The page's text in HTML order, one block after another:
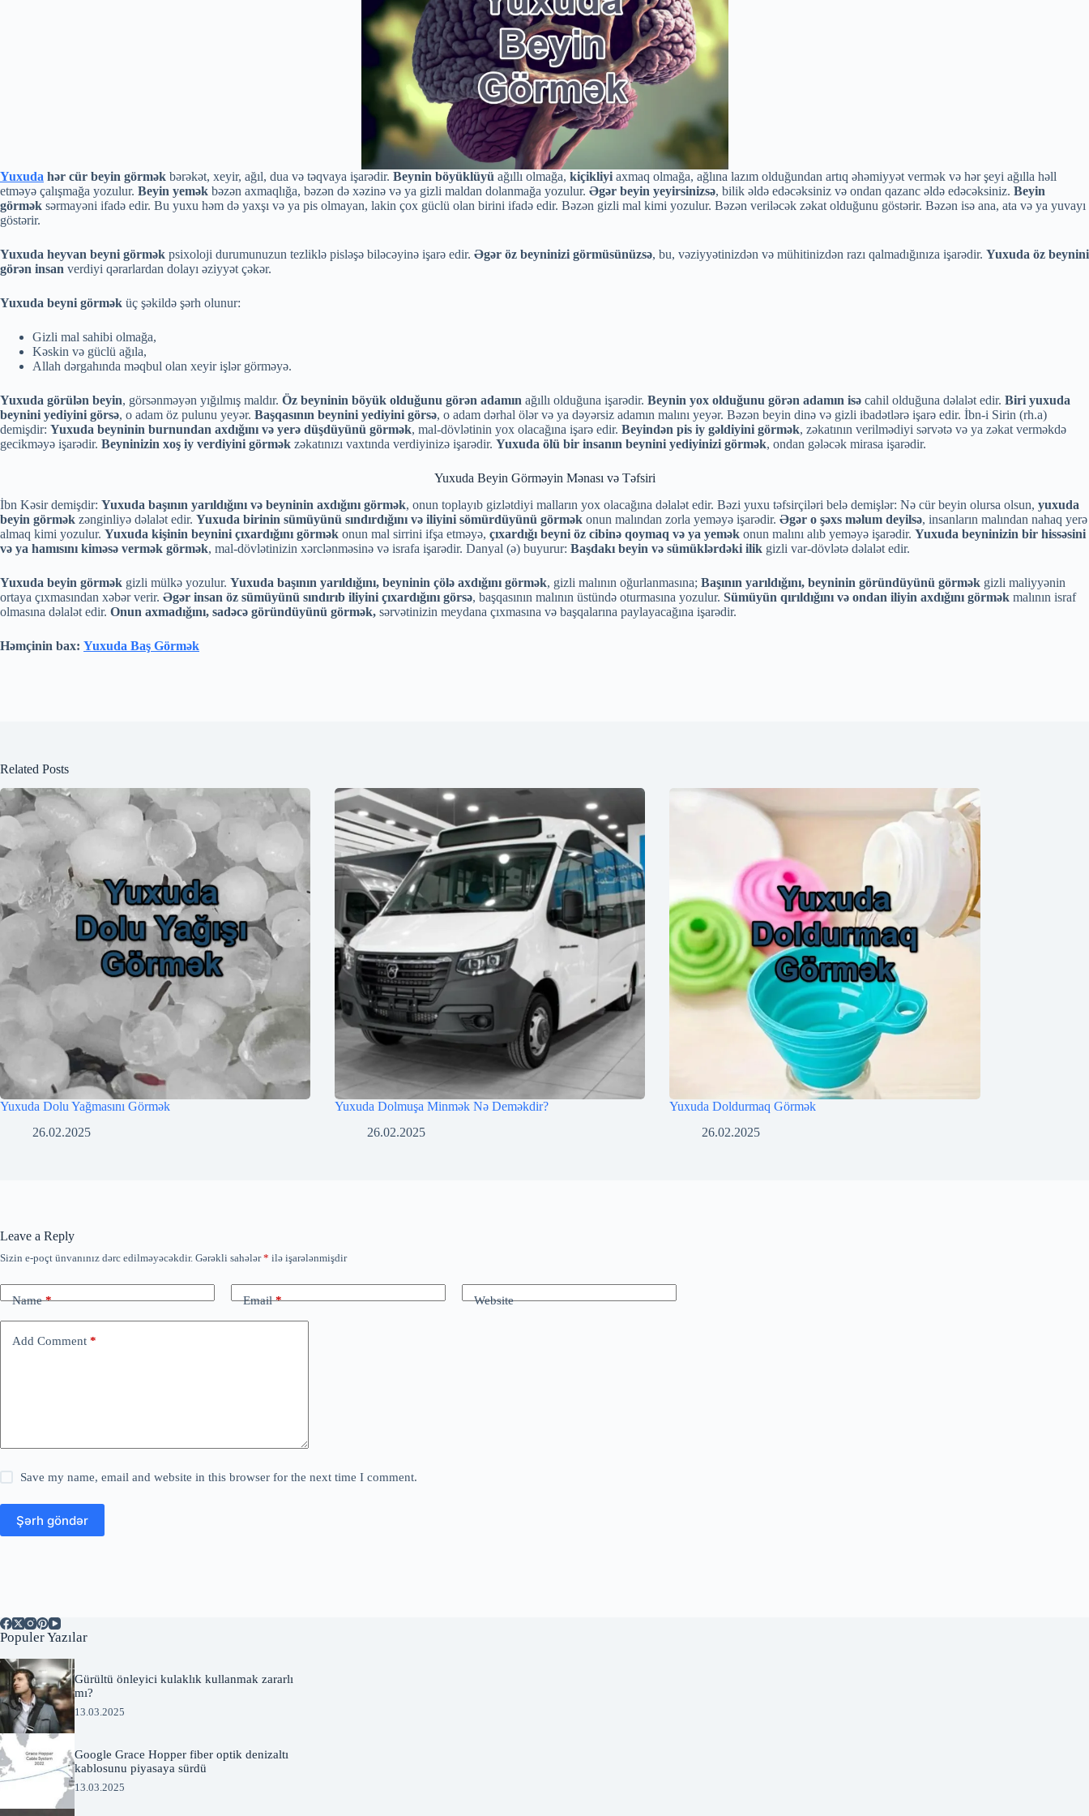
Yuxuda hər cür beyin görmək bərəkət, xeyir, ağıl, dua və təqvaya işarədir. Beynin böyüklüyü ağıllı olmağa, kiçikliyi axmaq olmağa, ağlına lazım olduğundan artıq əhəmiyyət vermək və hər şeyi ağılla həll
etməyə çalışmağa yozulur. Beyin yemək bəzən axmaqlığa, bəzən də xəzinə və ya gizli maldan dolanmağa yozulur. Əgər beyin yeyirsinizsə, bilik əldə edəcəksiniz və ondan qazanc əldə edəcəksiniz. Beyin
görmək sərmayəni ifadə edir. Bu yuxu həm də yaxşı və ya pis olmayan, lakin çox güclü olan birini ifadə edir. Bəzən gizli mal kimi yozulur. Bəzən veriləcək zəkat olduğunu göstərir. Bəzən isə ana, ata və ya yuvayı
göstərir.
Yuxuda heyvan beyni görmək psixoloji durumunuzun tezliklə pisləşə biləcəyinə işarə edir. Əgər öz beyninizi görmüsünüzsə, bu, vəziyyətinizdən və mühitinizdən razı qalmadığınıza işarədir. Yuxuda öz beynini
görən insan verdiyi qərarlardan dolayı əziyyət çəkər.
Yuxuda beyni görmək üç şəkildə şərh olunur:
Gizli mal sahibi olmağa,
Kəskin və güclü ağıla,
Allah dərgahında məqbul olan xeyir işlər görməyə.
Yuxuda görülən beyin, görsənməyən yığılmış maldır. Öz beyninin böyük olduğunu görən adamın ağıllı olduğuna işarədir. Beynin yox olduğunu görən adamın isə cahil olduğuna dəlalət edir. Biri yuxuda
beynini yediyini görsə, o adam öz pulunu yeyər. Başqasının beynini yediyini görsə, o adam dərhal ölər və ya dəyərsiz adamın malını yeyər. Bəzən beyin dinə və gizli ibadətlərə işarə edir. İbn-i Sirin (rh.a)
demişdir: Yuxuda beyninin burnundan axdığını və yerə düşdüyünü görmək, mal-dövlətinin yox olacağına işarə edir. Beyindən pis iy gəldiyini görmək, zəkatının verilmədiyi sərvətə və ya zəkat verməkdə
gecikməyə işarədir. Beyninizin xoş iy verdiyini görmək zəkatınızı vaxtında verdiyinizə işarədir. Yuxuda ölü bir insanın beynini yediyinizi görmək, ondan gələcək mirasa işarədir.
Yuxuda Beyin Görməyin Mənası və Təfsiri
İbn Kəsir demişdir: Yuxuda başının yarıldığını və beyninin axdığını görmək, onun toplayıb gizlətdiyi malların yox olacağına dəlalət edir. Bəzi yuxu təfsirçiləri belə demişlər: Nə cür beyin olursa olsun, yuxuda
beyin görmək zənginliyə dəlalət edir. Yuxuda birinin sümüyünü sındırdığını və iliyini sömürdüyünü görmək onun malından zorla yeməyə işarədir. Əgər o şəxs məlum deyilsə, insanların malından nahaq yerə
almaq kimi yozulur. Yuxuda kişinin beynini çıxardığını görmək onun mal sirrini ifşa etməyə, çıxardığı beyni öz cibinə qoymaq və ya yemək onun malını alıb yeməyə işarədir. Yuxuda beyninizin bir hissəsini
və ya hamısını kiməsə vermək görmək, mal-dövlətinizin xərclənməsinə və israfa işarədir. Danyal (ə) buyurur: Başdakı beyin və sümüklərdəki ilik gizli var-dövlətə dəlalət edir.
Yuxuda beyin görmək gizli mülkə yozulur. Yuxuda başının yarıldığını, beyninin çölə axdığını görmək, gizli malının oğurlanmasına; Başının yarıldığını, beyninin göründüyünü görmək gizli maliyyənin
ortaya çıxmasından xəbər verir. Əgər insan öz sümüyünü sındırıb iliyini çıxardığını görsə, başqasının malının üstündə oturmasına yozulur. Sümüyün qırıldığını və ondan iliyin axdığını görmək malının israf
olmasına dəlalət edir. Onun axmadığını, sadəcə göründüyünü görmək, sərvətinizin meydana çıxmasına və başqalarına paylayacağına işarədir.
Həmçinin bax: Yuxuda Baş Görmək
Related Posts
Yuxuda Dolu Yağmasını Görmək
26.02.2025
Yuxuda Dolmuşa Minmək Nə Deməkdir?
26.02.2025
Yuxuda Doldurmaq Görmək
26.02.2025
Leave a Reply
Sizin e-poçt ünvanınız dərc edilməyəcəkdir. Gərəkli sahələr* ilə işarələnmişdir
Name* Email* Website
Add Comment *
Save my name, email and website in this browser for the next time I comment.
Şərh göndər
Populer Yazılar
Gürültü önleyici kulaklık kullanmak zararlı
mı?
13.03.2025
Google Grace Hopper fiber optik denizaltı
kablosunu piyasaya sürdü
13.03.2025